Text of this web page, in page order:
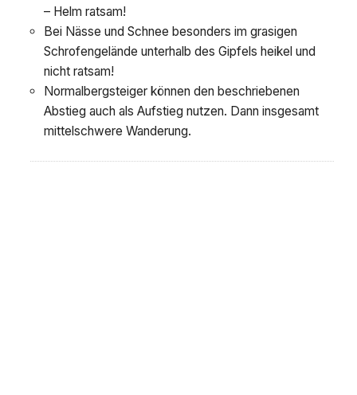
– Helm ratsam!
Bei Nässe und Schnee besonders im grasigen
Schrofengelände unterhalb des Gipfels heikel und
nicht ratsam!
Normalbergsteiger können den beschriebenen
Abstieg auch als Aufstieg nutzen. Dann insgesamt
mittelschwere Wanderung.